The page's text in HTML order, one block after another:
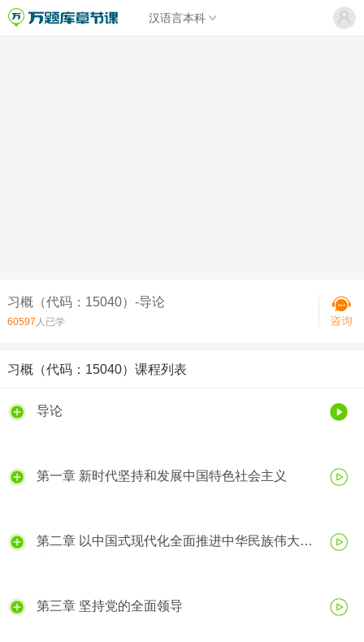
汉语言本科
习概（代码：15040）-导论
60597 人已学
习概（代码：15040）课程列表
导论
第一章 新时代坚持和发展中国特色社会主义
第二章 以中国式现代化全面推进中华民族伟大复
第三章 坚持党的全面领导